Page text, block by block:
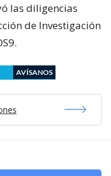
las diligencias
de Investigación
AVÍSANOS